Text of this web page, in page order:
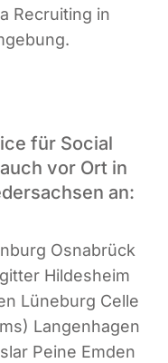
Recrui­ting in
für Social
vor Ort in
an:
Osna­brück
Hil­des­heim
Lüne­burg Cel­le
Lan­gen­ha­gen
Pei­ne Emden